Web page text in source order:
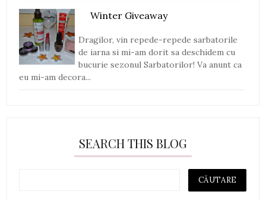
Winter Giveaway
Dragilor, vin repede-repede sarbatorile
de iarna si mi-am dorit sa deschidem cu
bucurie sezonul Sarbatorilor! Va anunt ca
eu mi-am decora...
SEARCH THIS BLOG